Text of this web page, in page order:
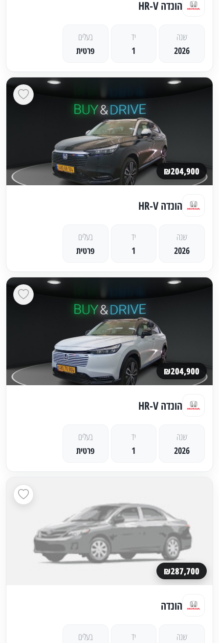
הונדה HR-V
שנה
2026
יד
1
בעלים
פרטית
₪204,900
הונדה HR-V
שנה
2026
יד
1
בעלים
פרטית
₪204,900
הונדה HR-V
שנה
2026
יד
1
בעלים
פרטית
₪287,700
הונדה
שנה
יד
בעלים